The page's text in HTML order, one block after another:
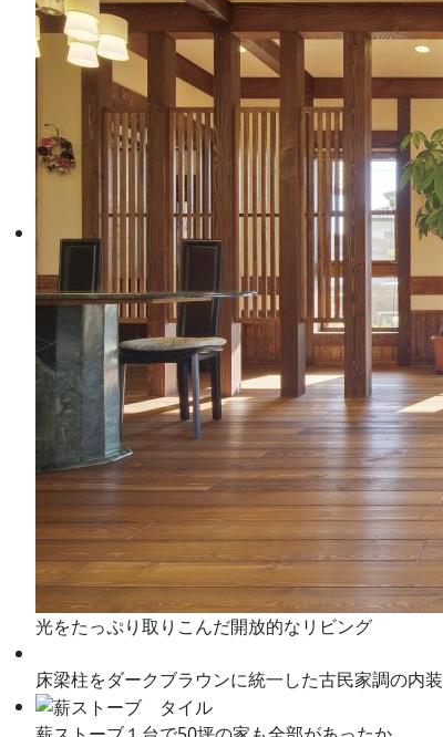
光をたっぷり取りこんだ開放的なリビング
床梁柱をダークブラウンに統一した古民家調の内装